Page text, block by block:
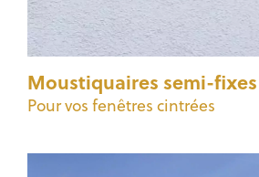
Moustiquaires semi-fixes
Pour vos fenêtres cintrées